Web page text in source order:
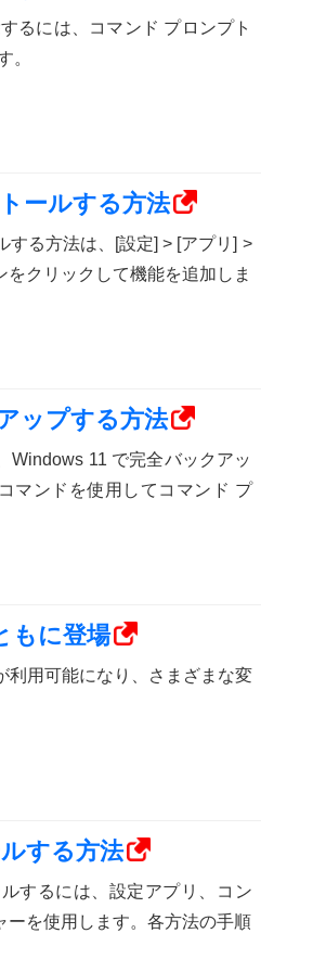
るには、コマンド プロンプト
。
ールする方法
する方法は、[設定] > [アプリ] >
クリックして機能を追加しま
ップする方法
Windows 11 で完全バックアッ
マンドを使用してコマンド プ
もに登場
利用可能になり、さまざまな変
する方法
するには、設定アプリ、コン
ーを使用します。各方法の手順